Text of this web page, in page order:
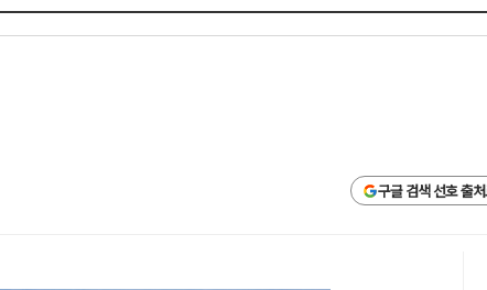
구글 검색 선호 출